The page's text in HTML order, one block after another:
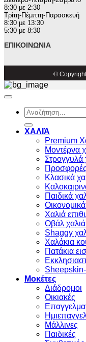
8:30 με 2:30
Τρίτη-Πέμπτη-Παρασκευή
8:30 με 13:30
5:30 με 8:30
ΕΠΙΚΟΙΝΩΝΊΑ
©
Αναζήτηση
για:
ΧΑΛΙΆ
Premium
Μοντέρνα
Στρογγυλά
Προσφορές
Κλασικά
Παιδικά
Χαλιά
Οβάλ χαλιά
Shaggy
Χαλάκια
Πατάκια
Μοκέτες
Διάδρομοι
Οικιακές
Μάλλινες
Παιδικές